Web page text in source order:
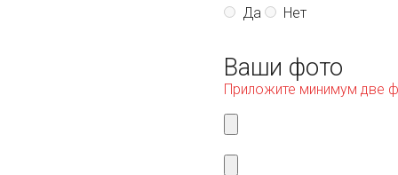
Да
Нет
Ваши фото
Приложите минимум две